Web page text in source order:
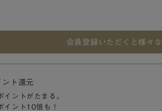
会員登録いただくと 様々
ト還元
イントがたまる。
イント10倍も！